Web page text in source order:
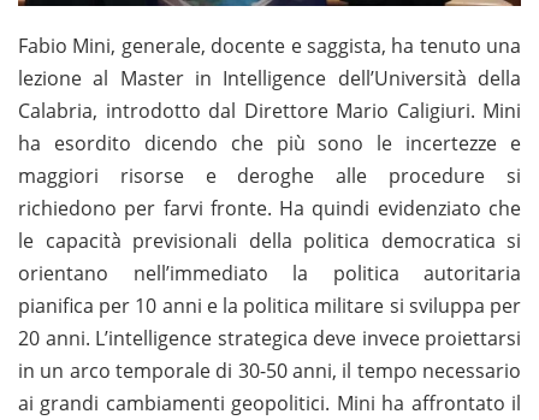
Fabio Mini, generale, docente e saggista, ha tenuto una
lezione al Master in Intelligence dell’Università della
Calabria, introdotto dal Direttore Mario Caligiuri. Mini
ha esordito dicendo che più sono le incertezze e
maggiori risorse e deroghe alle procedure si
richiedono per farvi fronte. Ha quindi evidenziato che
le capacità previsionali della politica democratica si
orientano nell’immediato la politica autoritaria
pianifica per 10 anni e la politica militare si sviluppa per
20 anni. L’intelligence strategica deve invece proiettarsi
in un arco temporale di 30-50 anni, il tempo necessario
ai grandi cambiamenti geopolitici. Mini ha affrontato il